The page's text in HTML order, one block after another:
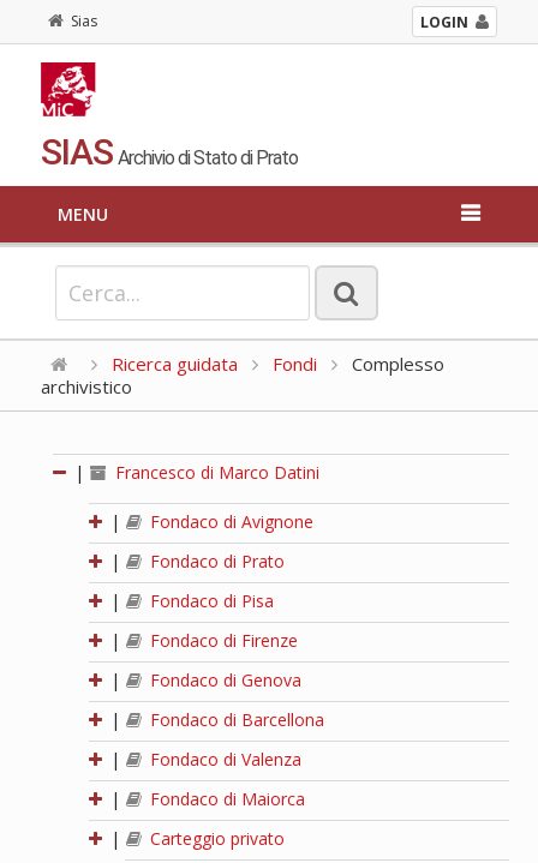
Sias LOGIN
SIAS Archivio di Stato di Prato
MENU
Ricerca guidata Fondi
Complesso
archivistico
| Francesco di Marco Datini
|
Fondaco di Avignone
|
Fondaco di Prato
|
Fondaco di Pisa
|
Fondaco di Firenze
|
Fondaco di Genova
|
Fondaco di Barcellona
|
Fondaco di Valenza
|
Fondaco di Maiorca
|
Carteggio privato